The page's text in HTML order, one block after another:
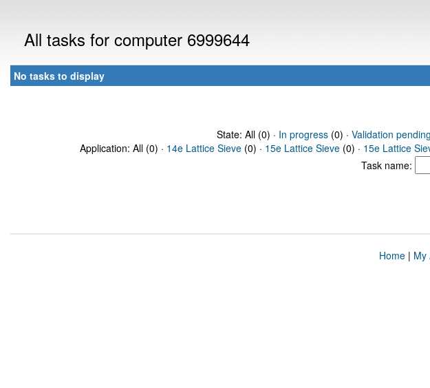
All tasks for computer 6999644
No tasks to display
State: All (0) · In progress(0) · Validation pending
Application: All (0) · 14e Lattice Sieve (0) · 15e Lattice Sieve (0) · 15e Lattice
Task name:
Home| My